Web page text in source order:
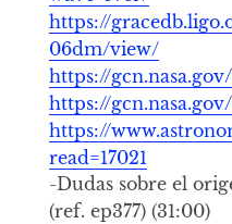
https://
06dm/view/
https://
https://
https://
read=17021
-Dudas sobre el
(ref. ep377) (31:00)